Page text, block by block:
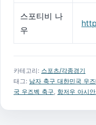
스포티비 나
우
카테고리: 스포츠/각종경기
태그: 남자 축구 대한민국 우
국 우즈벡 축구, 항저우 아시